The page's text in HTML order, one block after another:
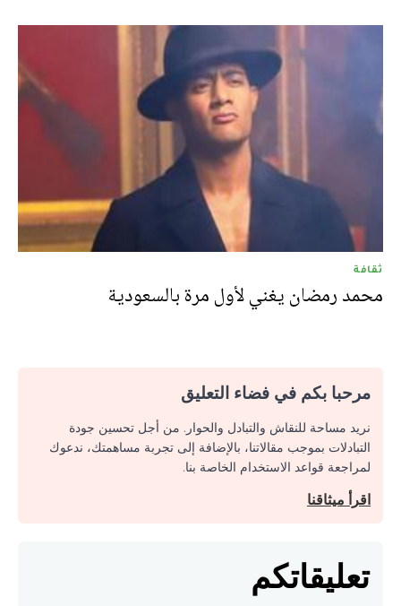
ثقافة
محمد رمضان يغني لأول مرة بالسعودية
مرحبا بكم في فضاء التعليق
نريد مساحة للنقاش والتبادل والحوار. من أجل تحسين جودة
التبادلات بموجب مقالاتنا، بالإضافة إلى تجربة مساهمتك، ندعوك
لمراجعة قواعد الاستخدام الخاصة بنا.
اقرأ ميثاقنا
تعليقاتكم